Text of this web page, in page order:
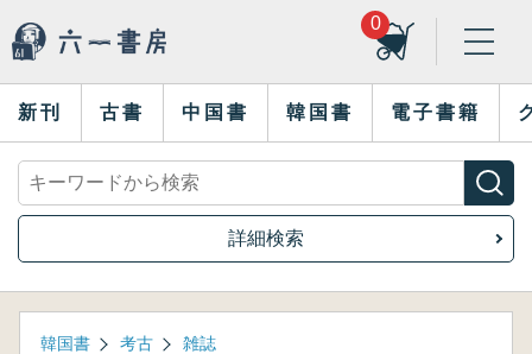
0
新刊 古書 中国書 韓国書 電子書籍
詳細検索
韓国書 考古 雑誌